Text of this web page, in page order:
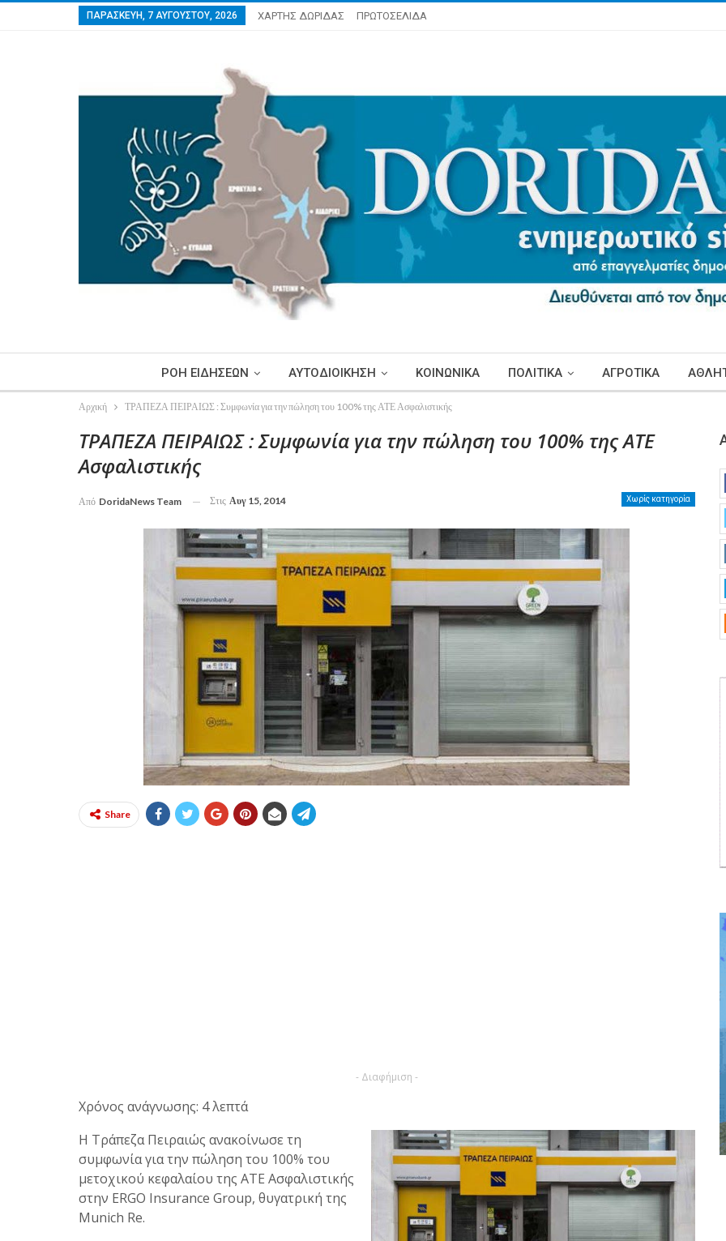
ΠΑΡΑΣΚΕΥΉ, 7 ΑΥΓΟΎΣΤΟΥ, 2026 ΧΑΡΤΗΣ ΔΩΡΙΔΑΣ ΠΡΩΤΟΣΕΛΙΔΑ
ΡΟΗ ΕΙΔΗΣΕΩΝ ΑΥΤΟΔΙΟΙΚΗΣΗ ΚΟΙΝΩΝΙΚΑ ΠΟΛΙΤΙΚΑ ΑΓΡΟΤΙΚΑ
Αρχική ΤΡΑΠΕΖΑ ΠΕΙΡΑΙΩΣ : Συμφωνία για την πώληση του 100% της ΑΤΕ Ασφαλιστικής
ΤΡΑΠΕΖΑ ΠΕΙΡΑΙΩΣ : Συμφωνία για την πώληση του 100% της ΑΤΕ
Ασφαλιστικής
Χωρίς κατηγορία
Από DoridaNews Team Στις Αυγ 15, 2014
Share
- Διαφήμιση -
Χρόνος ανάγνωσης: 4 λεπτά
Η Τράπεζα Πειραιώς ανακοίνωσε τη
συμφωνία για την πώληση του 100% του
μετοχικού κεφαλαίου της ATE Ασφαλιστικής
στην ERGO Insurance Group, θυγατρική της
Munich Re.